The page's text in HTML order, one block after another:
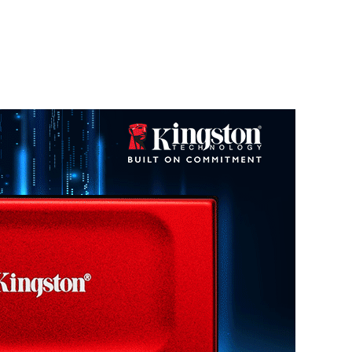
渠道报价
D4/32G-D4 3200
一年 半年 三个月 一个月
数据来源：闪德资讯